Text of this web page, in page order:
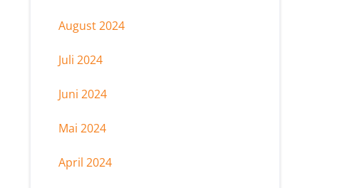
August 2024
Juli 2024
Juni 2024
Mai 2024
April 2024